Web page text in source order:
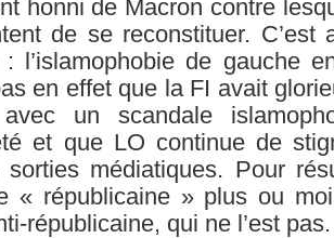
honni de Macron contre
de se reconstituer. C’est
l’islamophobie de gauche
en effet que la FI avait
un scandale
et que LO continue de
sorties médiatiques. Pour
« républicaine » plus ou
républicaine, qui ne l’est pas.